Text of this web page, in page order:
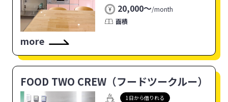
20,000〜/month
面積
more
FOOD TWO CREW（フードツークルー）
1日から借りれる